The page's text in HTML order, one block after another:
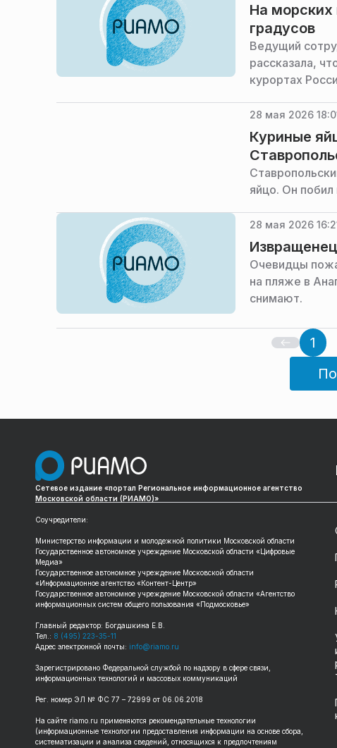
На морских
градусов
Ведущий
рассказала,
курортах
28 мая 2026
Куриные
яйцо. Он
28 мая 2026
Очевидцы
на пляже в
снимают.
1
Сетевое издание «портал Региональное информационное агентство
Московской области (РИАМО)»
Соучредители:
Министерство информации и молодежной политики Московской области
Государственное автономное учреждение Московской области «Цифровые
Медиа»
Государственное автономное учреждение Московской области
«Информационное агентство «Контент-Центр»
Государственное автономное учреждение Московской области «Агентство
информационных систем общего пользования «Подмосковье»
Главный редактор: Богдашкина Е.В.
Тел.: 8 (495) 223-35-11
Адрес электронной почты:info@riamo.ru
Зарегистрировано Федеральной службой по надзору в сфере связи,
информационных технологий и массовых коммуникаций
Рег. номер ЭЛ № ФС 77 – 72999 от 06.06.2018
На сайте riamo.ru применяются рекомендательные технологии
(информационные технологии предоставления информации на основе сбора,
систематизации и анализа сведений, относящихся к предпочтениям